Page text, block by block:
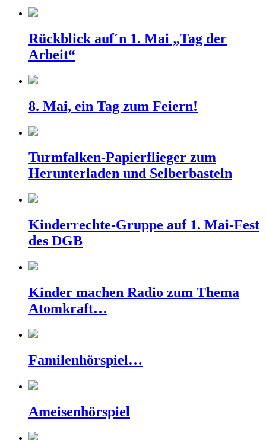
Rückblick auf´n 1. Mai „Tag der
Arbeit“
8. Mai, ein Tag zum Feiern!
Turmfalken-Papierflieger zum
Herunterladen und Selberbasteln
Kinderrechte-Gruppe auf 1. Mai-Fest
des DGB
Kinder machen Radio zum Thema
Atomkraft…
Familenhörspiel…
Ameisenhörspiel